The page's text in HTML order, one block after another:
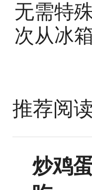
无需特
次从冰
推荐阅
炒鸡